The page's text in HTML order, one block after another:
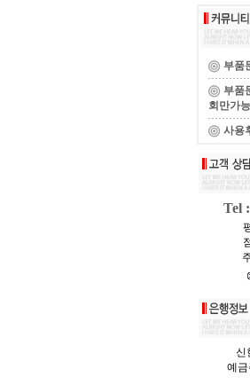
부품
부품
회만가
사용
Tel
신
예